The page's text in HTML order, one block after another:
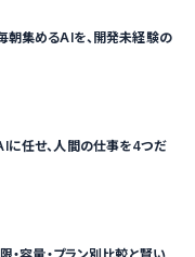
集めるAIを、開発未経験の
任せ、人間の仕事を4つだ